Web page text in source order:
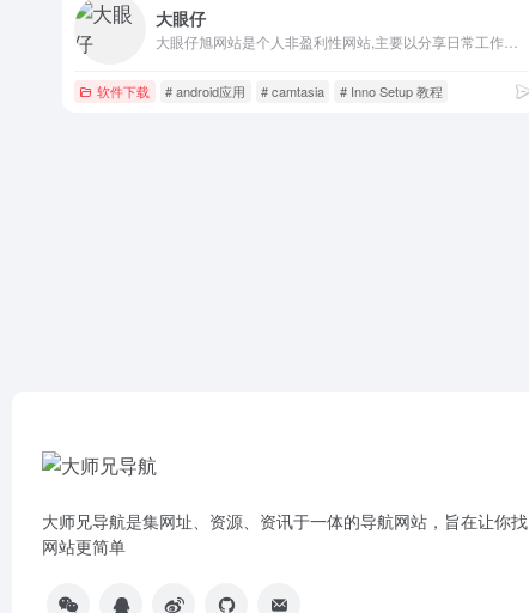
大眼仔
软件下载 # android应用 # camtasia # Inno Setup 教程
大师兄导航是集网址、资源、资讯于一体的导航网站，旨在让你找
网站更简单